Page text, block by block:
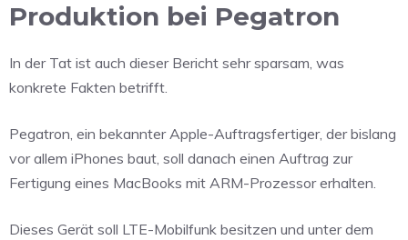
Produktion bei Pegatron
In der Tat ist auch dieser Bericht sehr sparsam, was
konkrete Fakten betrifft.
Pegatron, ein bekannter Apple-Auftragsfertiger, der bislang
vor allem iPhones baut, soll danach einen Auftrag zur
Fertigung eines MacBooks mit ARM-Prozessor erhalten.
Dieses Gerät soll LTE-Mobilfunk besitzen und unter dem